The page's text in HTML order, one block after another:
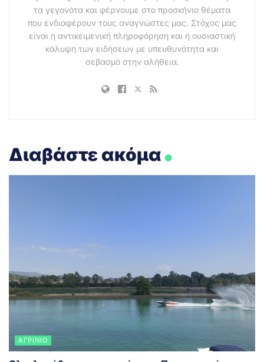
τα γεγονότα και φέρνουμε στο προσκήνιο θέματα
που ενδιαφέρουν τους αναγνώστες μας. Στόχος μας
είναι η αντικειμενική πληροφόρηση και η ουσιαστική
κάλυψη των ειδήσεων με υπευθυνότητα και
σεβασμό στην αλήθεια.
Διαβάστε ακόμα.
ΑΓΡΊΝΙΟ